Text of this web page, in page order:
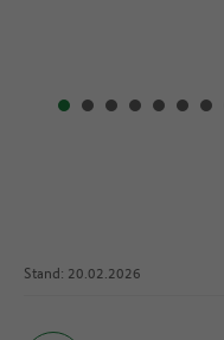
Stand: 20.02.2026